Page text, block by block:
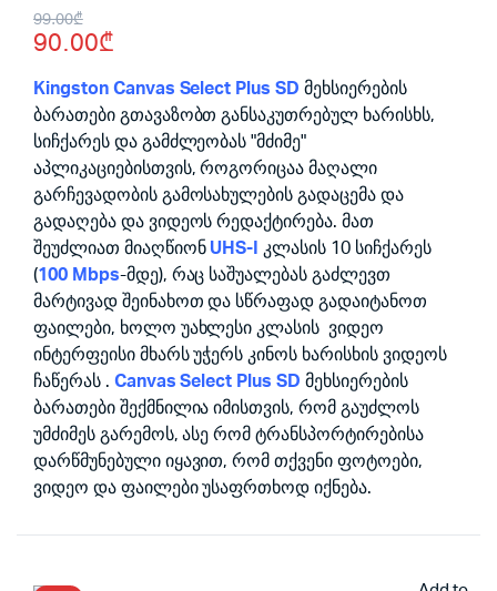
99.00₾
Original
price
was:
99.00₾.
90.00₾
Current
price
is:
90.00₾.
Kingston Canvas Select Plus SD მეხსიერების
ბარათები გთავაზობთ განსაკუთრებულ ხარისხს,
სიჩქარეს და გამძლეობას "მძიმე"
აპლიკაციებისთვის, როგორიცაა მაღალი
გარჩევადობის გამოსახულების გადაცემა და
გადაღება და ვიდეოს რედაქტირება. მათ
შეუძლიათ მიაღწიონ UHS-I
კლასის 10 სიჩქარეს
(100 Mbps-მდე), რაც საშუალებას გაძლევთ
მარტივად შეინახოთ და სწრაფად გადაიტანოთ
ფაილები, ხოლო უახლესი კლასის ვიდეო
ინტერფეისი მხარს უჭერს კინოს ხარისხის ვიდეოს
ჩაწერას . Canvas Select Plus SD მეხსიერების
ბარათები შექმნილია იმისთვის, რომ გაუძლოს
უმძიმეს გარემოს, ასე რომ ტრანსპორტირებისა
დარწმუნებული იყავით, რომ თქვენი ფოტოები,
ვიდეო და ფაილები უსაფრთხოდ იქნება.